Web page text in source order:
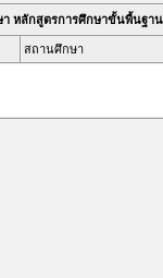
หลักสูตรการศึกษาขั้นพื้นฐา
สถานศึกษา